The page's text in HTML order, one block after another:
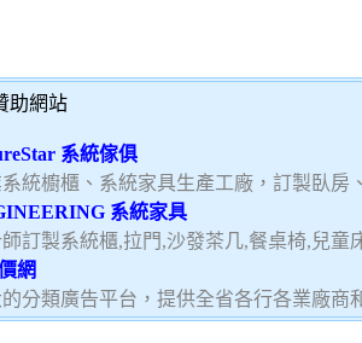
助網站
系統傢俱
統櫥櫃、系統家具生產工廠，訂製臥房
系統家具
訂製系統櫃,拉門,沙發茶几,餐桌椅,兒童
網
分類廣告平台，提供全省各行各業廠商